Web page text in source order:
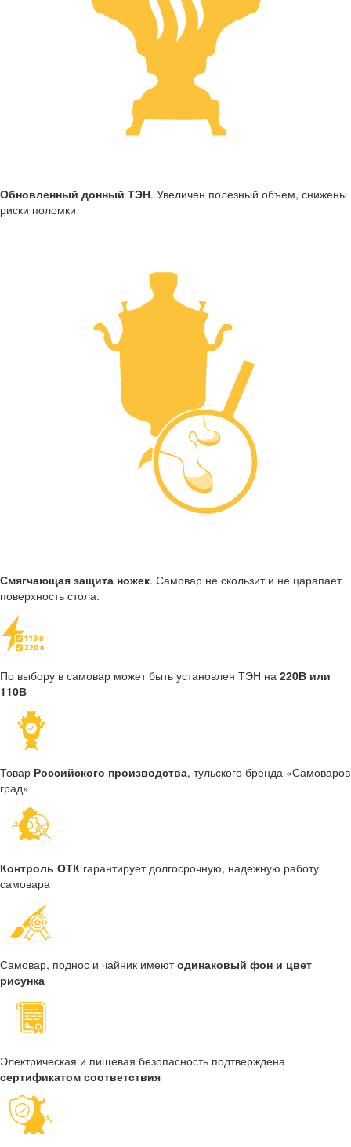
Обновленный донный ТЭН. Увеличен полезный объем, снижены
риски поломки
Смягчающая защита ножек. Самовар не скользит и не царапает
поверхность стола.
По выбору в самовар может быть установлен ТЭН на 220В или
110В
Товар Российского производства, тульского бренда «Самоваров
град»
Контроль ОТК гарантирует долгосрочную, надежную работу
самовара
Самовар, поднос и чайник имеютодинаковый фон и цвет
рисунка
Электрическая и пищевая безопасность подтверждена
сертификатом соответствия